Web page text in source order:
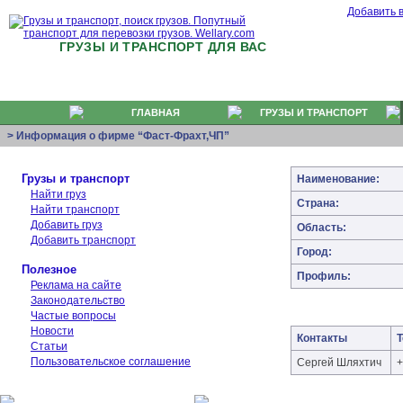
ГРУЗЫ И ТРАНСПОРТ ДЛЯ ВАС
Добавить
ГЛАВНАЯ ГРУЗЫ И ТРАНСПОРТ
> Информация о фирме “Фаст-Фрахт,ЧП”
Грузы и транспорт
Найти груз
Найти транспорт
Добавить груз
Добавить транспорт
Полезное
Реклама на сайте
Законодательство
Частые вопросы
Новости
Статьи
Пользовательское соглашение
Наименование:
Страна:
Область:
Город:
Профиль:
Контакты
Сергей Шляхтич